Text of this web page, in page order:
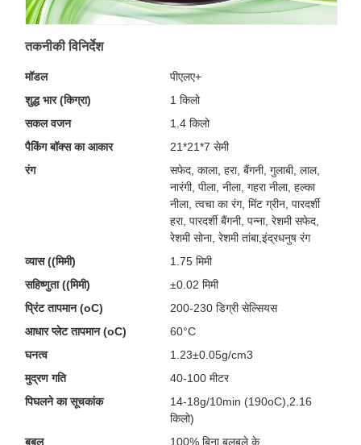
तकनीकी विनिर्देश
मॉडल
पीएलए+
शुद्ध भार (किग्रा)
1 किलो
सकल वजन
1.4 किलो
पैकिंग बॉक्स का आकार
21*21*7 सेमी
रंग
सफेद, काला, हरा, बैंगनी, गुलाबी, लाल,
नारंगी, पीला, नीला, गहरा नीला, हल्का
नीला, त्वचा का रंग, मिंट ग्रीन, पारदर्शी
हरा, पारदर्शी बैंगनी, पन्ना, रेशमी सफेद,
रेशमी सोना, रेशमी तांबा,इंद्रधनुष रंग
व्यास ((मिमी)
1.75 मिमी
सहिष्णुता ((मिमी)
±0.02 मिमी
प्रिंट तापमान (oC)
200-230 डिग्री सेल्सियस
आधार प्लेट तापमान (oC)
60°C
घनत्व
1.23±0.05g/cm3
मुद्रण गति
40-100 मीटर
पिघलने का सूचकांक
14-18g/10min (190oC),2.16
किलो)
बबल
100% बिना बुलबुले के